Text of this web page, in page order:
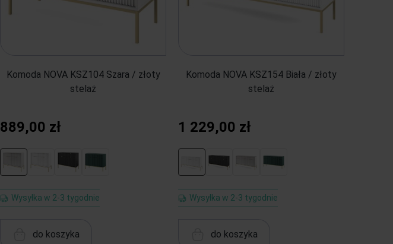
Komoda NOVA KSZ104 Szara / złoty
stelaż
889,00 zł
Wysyłka w 2-3 tygodnie
do koszyka
Komoda NOVA KSZ154 Biała / złoty
stelaż
1 229,00 zł
Wysyłka w 2-3 tygodnie
do koszyka